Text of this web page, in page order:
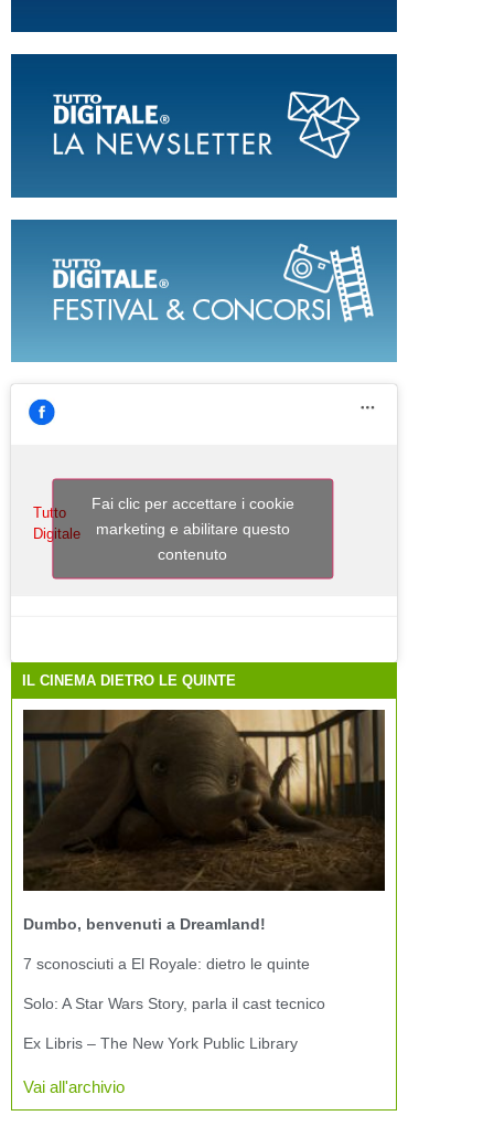
Tutto
Digitale
Fai clic per accettare i cookie
marketing e abilitare questo
contenuto
IL CINEMA DIETRO LE QUINTE
Dumbo, benvenuti a Dreamland!
7 sconosciuti a El Royale: dietro le quinte
Solo: A Star Wars Story, parla il cast tecnico
Ex Libris – The New York Public Library
Vai all'archivio